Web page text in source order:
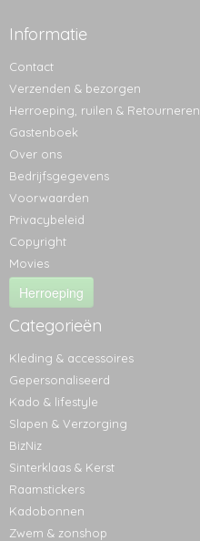
Informatie
Contact
Verzenden & bezorgen
Herroeping, ruilen & Retourneren
Gastenboek
Over ons
Bedrijfsgegevens
Voorwaarden
Privacybeleid
Copyright
Movies
Herroeping
Categorieën
Kleding & accessoires
Gepersonaliseerd
Kado & lifestyle
Slapen & Verzorging
BizNiz
Sinterklaas & Kerst
Raamstickers
Kadobonnen
Zwem & zonshop